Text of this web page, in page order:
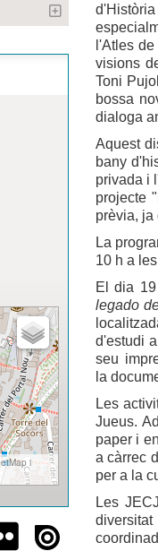
l'Atles
visions
Toni
bossa
dialoga
Aquest
bany
privada i
projecte
prèvia, ja
La
10 h a
El dia
legado
d'estudi
seu
la
Les
Jueus.
paper i
a càrrec
per a la
Les